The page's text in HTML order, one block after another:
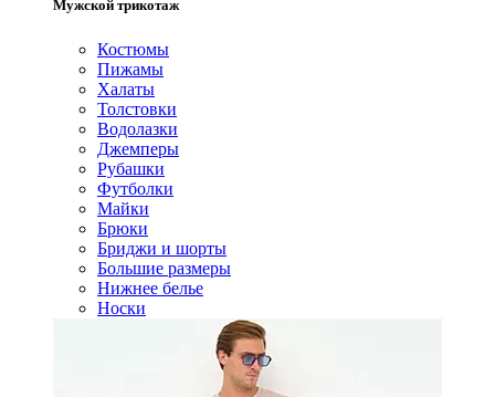
Мужской трикотаж
Костюмы
Пижамы
Халаты
Толстовки
Водолазки
Джемперы
Рубашки
Футболки
Майки
Брюки
Бриджи и шорты
Большие размеры
Нижнее белье
Носки